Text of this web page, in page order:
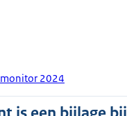
monitor 2024